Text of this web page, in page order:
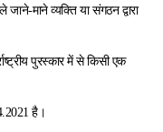
माने व्‍यक्ति या संगठन द्वारा
पुरस्‍कार में से किसी एक
है।